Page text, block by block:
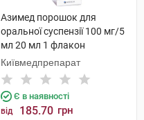
Азимед порошок для
оральної суспензії 100 мг/5
мл 20 мл 1 флакон
Київмедпрепарат
Є в наявності
від 185.70 грн